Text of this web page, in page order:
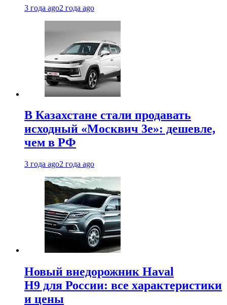
3 года ago2 года ago
В Казахстане стали продавать
исходный «Москвич 3e»: дешевле,
чем в РФ
3 года ago2 года ago
Новый внедорожник Haval
H9 для России: все характеристики
и цены